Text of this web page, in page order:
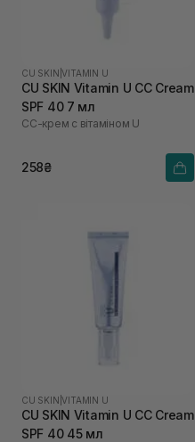
CU SKIN |VITAMIN U
CU SKIN Vitamin U CC Cream
SPF 40 7 мл
СС-крем с вітаміном U
258₴
CU SKIN |VITAMIN U
CU SKIN Vitamin U CC Cream
SPF 40 45 мл